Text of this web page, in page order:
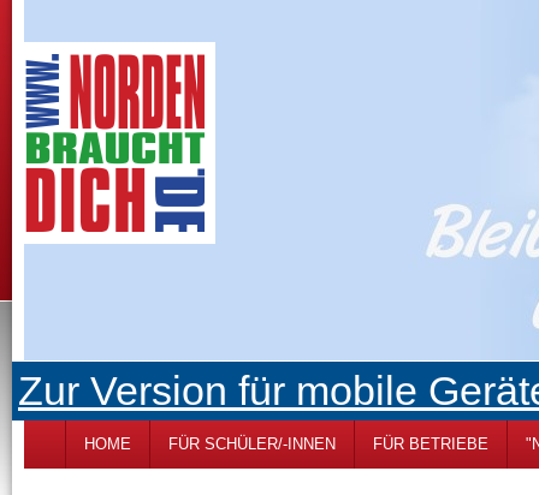
Zur Version für mobile
HOME FÜR SCHÜLER/-INNEN FÜR BETRIEBE